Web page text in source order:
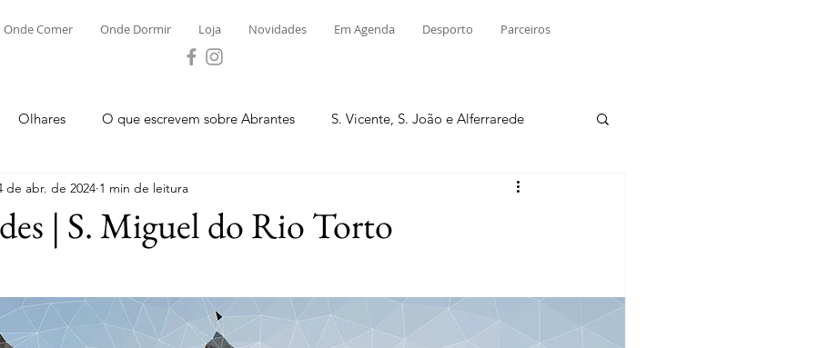
Onde Comer Onde Dormir Loja Novidades Em Agenda Desporto Parceiros
Olhares O que escrevem sobre Abrantes S. Vicente, S. João e Alferrarede
e Concavada Bemposta
Moinhos
de Abrantes 2023 - Desporto Novidades Loja Publicidade Raio X
| S. Miguel do Rio Torto
de abr. de 2024 1 min de leitura